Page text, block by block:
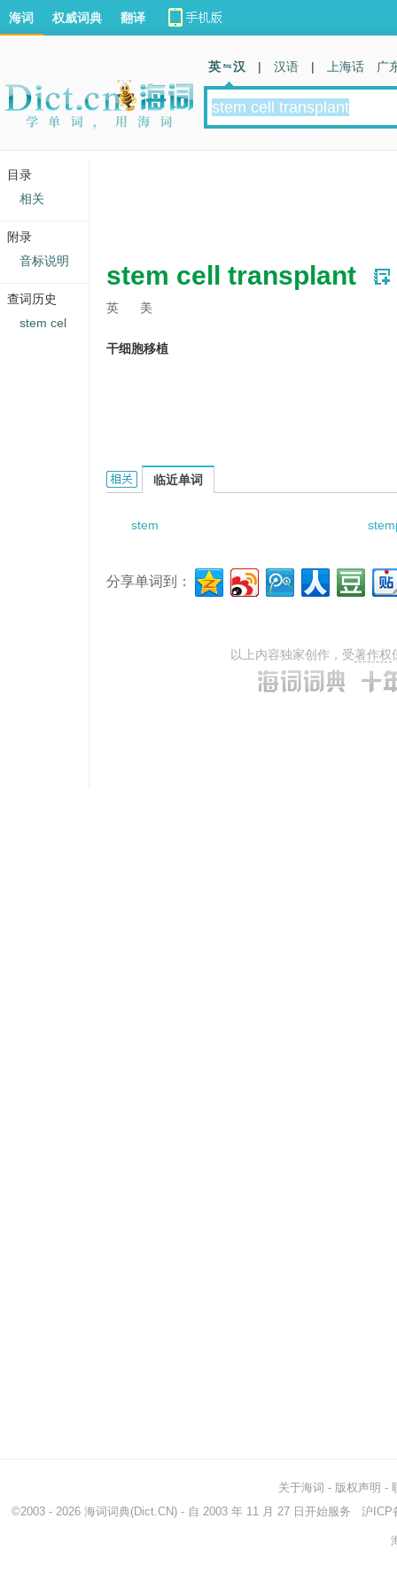
stem cell transplant
英 美
干细胞移植
Stem cell transplant的相关资料：
临近单词
stem
分享单词到：
以上内容独家创作，受著作权
海词 权威词典 翻译
英 汉 | 汉语 | 上海话 广
关于海词 - 版权声明 -
©2003 - 2026 海词词典(Dict.CN) - 自 2003 年 11 月 27 日开始服务 沪ICP
目录
相关
附录
音标说明
查词历史
stem cel